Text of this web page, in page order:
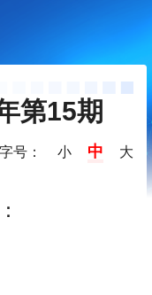
第15期
字号： 小 中 大